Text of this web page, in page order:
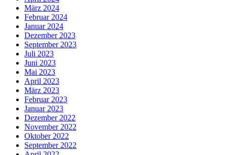
März 2024
Februar 2024
Januar 2024
Dezember 2023
September 2023
Juli 2023
Juni 2023
Mai 2023
April 2023
März 2023
Februar 2023
Januar 2023
Dezember 2022
November 2022
Oktober 2022
September 2022